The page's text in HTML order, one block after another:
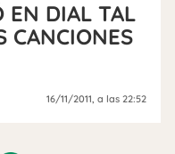
EN DIAL TAL
CANCIONES
16/11/2011, a las 22:52